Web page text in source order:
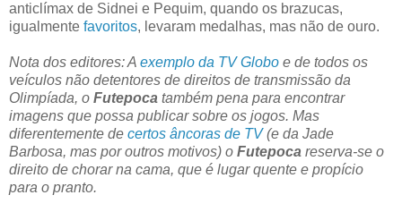
anticlímax de Sidnei e Pequim, quando os brazucas,
igualmente favoritos, levaram medalhas, mas não de ouro.
Nota dos editores: A exemplo da TV Globo e de todos os
veículos não detentores de direitos de transmissão da
Olimpíada, o Futepoca também pena para encontrar
imagens que possa publicar sobre os jogos. Mas
diferentemente de certos âncoras de TV(e da Jade
Barbosa, mas por outros motivos) o Futepoca reserva-se o
direito de chorar na cama, que é lugar quente e propício
para o pranto.